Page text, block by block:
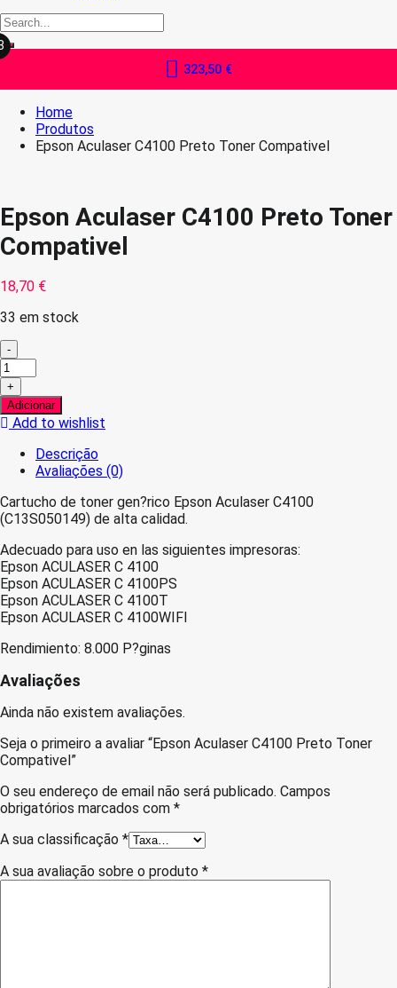
323,50 €
Home
Produtos
Epson Aculaser C4100 Preto Toner Compativel
Epson Aculaser C4100 Preto Toner
Compativel
18,70 €
33 em stock
-
Quantidade
de
Epson
Aculaser
C4100
Preto
Toner
+
Adicionar
Add to wishlist
Descrição
Avaliações (0)
Cartucho de toner gen?rico Epson Aculaser C4100
(C13S050149) de alta calidad.
Adecuado para uso en las siguientes impresoras:
Epson ACULASER C 4100
Epson ACULASER C 4100PS
Epson ACULASER C 4100T
Epson ACULASER C 4100WIFI
Rendimiento: 8.000 P?ginas
Avaliações
Ainda não existem avaliações.
Seja o primeiro a avaliar “Epson Aculaser C4100 Preto Toner
Compativel”
O seu endereço de email não será publicado. Campos
obrigatórios marcados com *
A sua classificação *
A sua avaliação sobre o produto *